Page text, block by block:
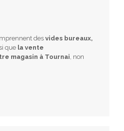
des vides bureaux,
que la vente
magasin à Tournai , non